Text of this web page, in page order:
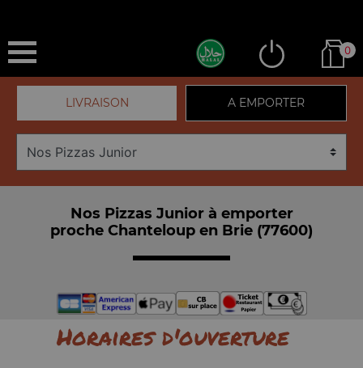
0
LIVRAISON A EMPORTER
Nos Pizzas Junior à emporter
proche Chanteloup en Brie (77600)
Horaires d'ouverture